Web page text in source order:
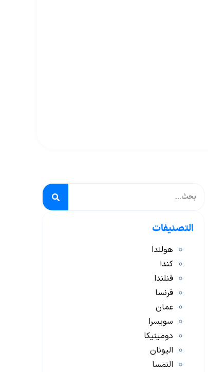
التصنيفات
هولندا
كندا
فنلندا
فرنسا
عمان
سويسرا
دومينيكا
اليونان
النمسا